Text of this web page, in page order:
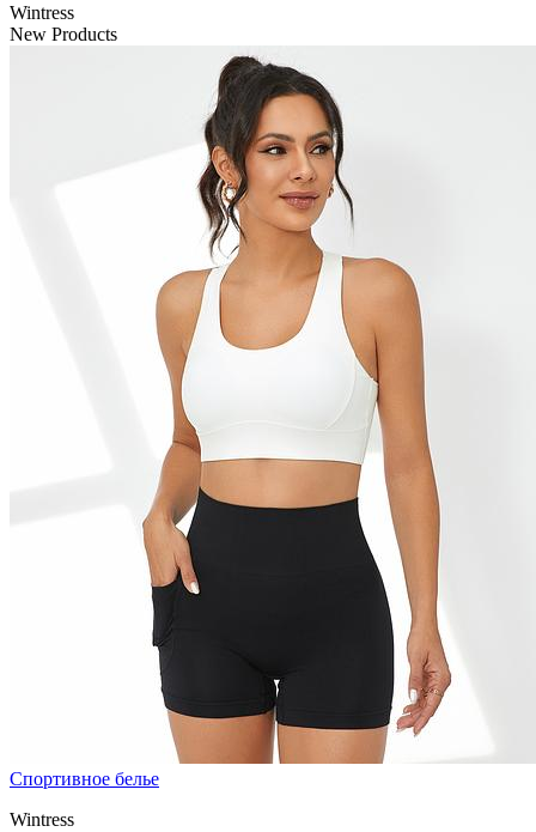
Wintress
New Products
Спортивное белье
Wintress